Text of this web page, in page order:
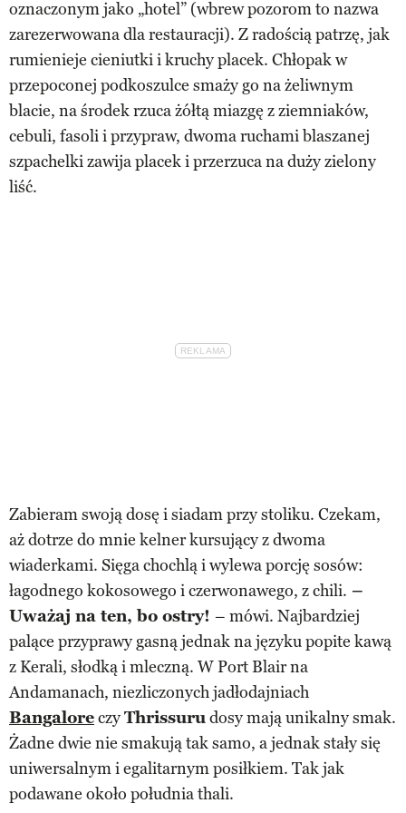
oznaczonym jako „hotel” (wbrew pozorom to nazwa
zarezerwowana dla restauracji). Z radością patrzę, jak
rumienieje cieniutki i kruchy placek. Chłopak w
przepoconej podkoszulce smaży go na żeliwnym
blacie, na środek rzuca żółtą miazgę z ziemniaków,
cebuli, fasoli i przypraw, dwoma ruchami blaszanej
szpachelki zawija placek i przerzuca na duży zielony
liść.
Zabieram swoją dosę i siadam przy stoliku. Czekam,
aż dotrze do mnie kelner kursujący z dwoma
wiaderkami. Sięga chochlą i wylewa porcję sosów:
łagodnego kokosowego i czerwonawego, z chili. –
Uważaj na ten, bo ostry! – mówi. Najbardziej
palące przyprawy gasną jednak na języku popite kawą
z Kerali, słodką i mleczną. W Port Blair na
Andamanach, niezliczonych jadłodajniach
BangaloreczyThrissurudosy mają unikalny smak.
Żadne dwie nie smakują tak samo, a jednak stały się
uniwersalnym i egalitarnym posiłkiem. Tak jak
podawane około południa thali.